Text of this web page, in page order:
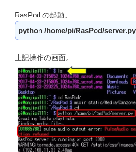
RasPod の起動。
python /home/pi/RasPod/server.py
上記操作の画面。